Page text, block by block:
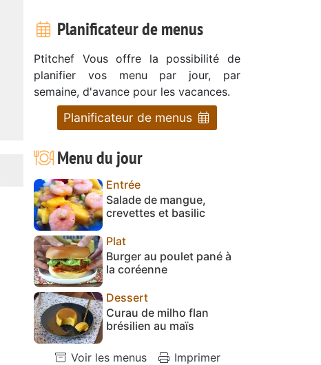
Planificateur de menus
Ptitchef Vous offre la possibilité de
planifier vos menu par jour, par
semaine, d'avance pour les vacances.
Planificateur de menus
Menu du jour
Entrée
Salade de mangue,
crevettes et basilic
Plat
Burger au poulet pané à
la coréenne
Dessert
Curau de milho flan
brésilien au maïs
Voir les menus Imprimer